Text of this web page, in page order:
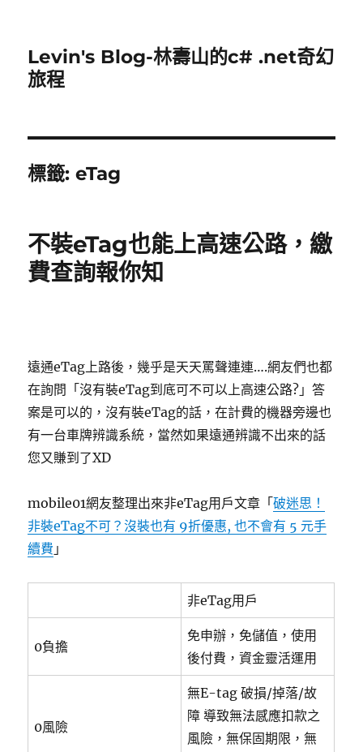
Levin's Blog-林壽山的c# .net奇幻
旅程
標籤:eTag
不裝eTag也能上高速公路，繳
費查詢報你知
遠通eTag上路後，幾乎是天天罵聲連連….網友們也都
在詢問「沒有裝eTag到底可不可以上高速公路?」答
案是可以的，沒有裝eTag的話，在計費的機器旁邊也
有一台車牌辨識系統，當然如果遠通辨識不出來的話
您又賺到了XD
mobile01網友整理出來非eTag用戶文章「破迷思！
非裝eTag不可？沒裝也有 9折優惠, 也不會有 5 元手
續費 」
非eTag用戶
0負擔
免申辦，免儲值，使用
後付費，資金靈活運用
0風險
無E-tag 破損/掉落/故
障 導致無法感應扣款之
風險，無保固期限，無